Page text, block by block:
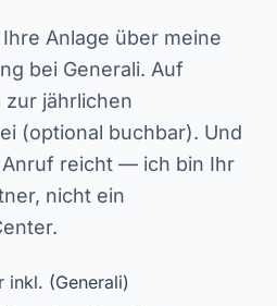
Anlage über meine
bei Generali. Auf
jährlichen
(optional buchbar). Und
reicht — ich bin Ihr
nicht ein
inkl. (Generali)